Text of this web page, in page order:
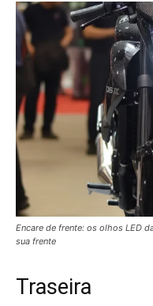
Encare de frente: os olhos LED
sua frente
Traseira